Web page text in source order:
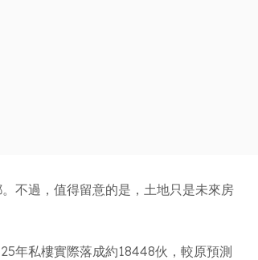
不過，值得留意的是，土地只是未來房
年私樓實際落成約18448伙，較原預測